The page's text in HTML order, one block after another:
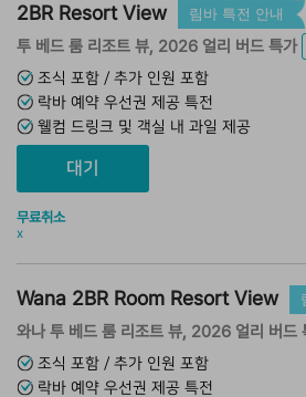
2BR Resort View 림바 특전 안내
투 베드 룸 리조트 뷰, 2026 얼리 버드 특가
조식 포함 / 추가 인원 포함
락바 예약 우선권 제공 특전
웰컴 드링크 및 객실 내 과일 제공
무료취소
x
Wana 2BR Room Resort View
와나 투 베드 룸 리조트 뷰, 2026 얼리 버드
조식 포함 / 추가 인원 포함
락바 예약 우선권 제공 특전